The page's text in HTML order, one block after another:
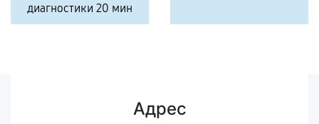
диагностики 20 мин
Адрес